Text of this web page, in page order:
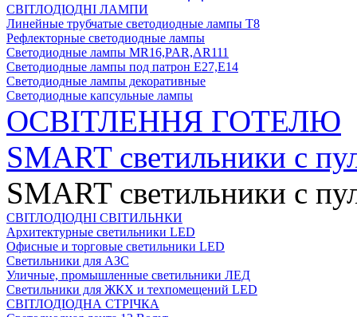
СВІТЛОДІОДНІ ЛАМПИ
Линейные трубчатые светодиодные лампы Т8
Рефлекторные светодиодные лампы
Светодиодные лампы MR16,PAR,AR111
Светодиодные лампы под патрон Е27,Е14
Светодиодные лампы декоративные
Светодиодные капсульные лампы
ОСВІТЛЕННЯ ГОТЕЛЮ
SMART светильники с
SMART светильники с
СВІТЛОДІОДНІ СВІТИЛЬНКИ
Архитектурные светильники LED
Офисные и торговые светильники LED
Светильники для АЗС
Уличные, промышленные светильники ЛЕД
Светильники для ЖКХ и техпомещений LED
СВІТЛОДІОДНА СТРІЧКА